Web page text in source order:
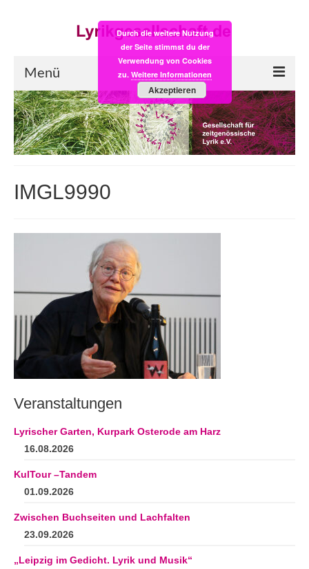
Menü
Start
LYRIK:POST
Einkaufsladen
Veranstaltungen
Andenken
Neuerscheinungen von Mitgliedern
Ausschreibungen
Mitglied werden
IMGL9990
Veranstaltungen
Lyrischer Garten, Kurpark Osterode am Harz
16.08.2026
KulTour –Tandem
01.09.2026
Zwischen Buchseiten und Lachfalten
23.09.2026
„Leipzig im Gedicht. Lyrik und Musik“
Durch die weitere Nutzung
der Seite stimmst du der
Verwendung von Cookies
zu. Weitere Informationen
Akzeptieren